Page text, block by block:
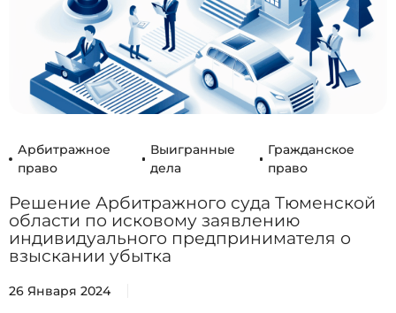
Арбитражное
право
Выигранные
дела
Гражданское
право
Решение Арбитражного суда Тюменской
области по исковому заявлению
индивидуального предпринимателя о
взыскании убытка
26 Января 2024